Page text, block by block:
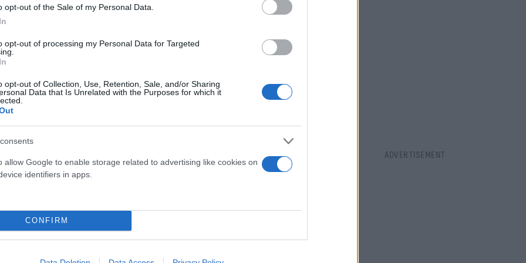
opt-out of the Sale of my Personal Data.
opt-out of processing my Personal Data for Targeted
opt-out of Collection, Use, Retention, Sale, and/or Sharing
Data that Is Unrelated with the Purposes for which it
allow Google to enable storage related to advertising like cookies on
identifiers in apps.
CONFIRM
μποϊκοτάρουν την
σειράς «Father Ted», ένα
Ραφαέλ ή ντοκιμαντέρ για
«Πράξαμε αυτό που